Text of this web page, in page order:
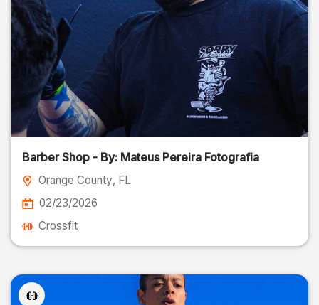
Barber Shop - By: Mateus Pereira Fotografia
Orange County, FL
02/23/2026
Crossfit